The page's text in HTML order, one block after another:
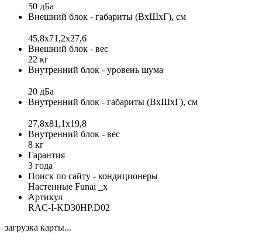
50 дБа
Внешний блок - габариты (ВхШхГ), см
45,8х71,2х27,6
Внешний блок - вес
22 кг
Внутренний блок - уровень шума
20 дБа
Внутренний блок - габариты (ВхШхГ), см
27,8x81,1x19,8
Внутренний блок - вес
8 кг
Гарантия
3 года
Поиск по сайту - кондиционеры
Настенные Funai _x
Артикул
RAC-I-KD30HP.D02
загрузка карты...